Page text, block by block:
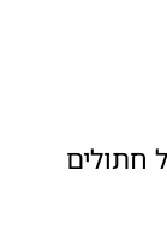
חתולים